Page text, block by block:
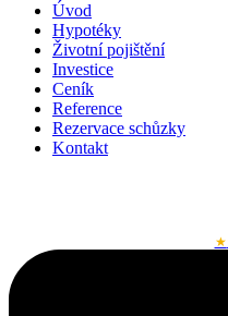
Úvod
Hypotéky
Životní pojištění
Investice
Ceník
Reference
Rezervace schůzky
Kontakt
★